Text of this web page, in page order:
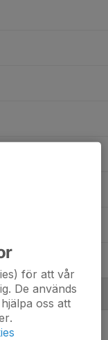
för att vår
De används
oss att